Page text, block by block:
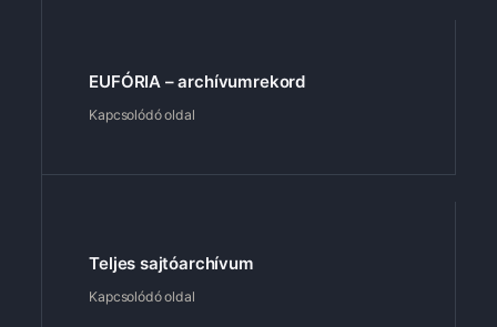
EUFÓRIA – archívumrekord
Kapcsolódó oldal
Teljes sajtóarchívum
Kapcsolódó oldal